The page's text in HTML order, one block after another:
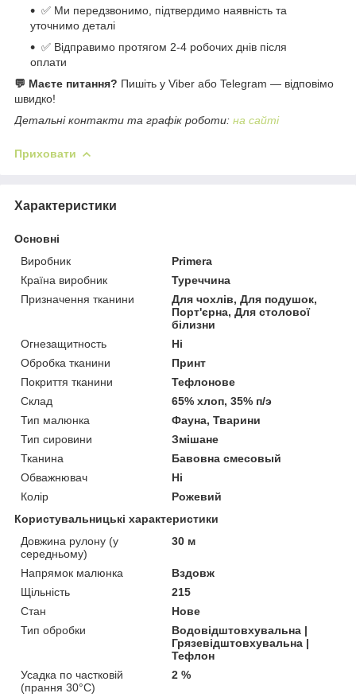
✅ Ми передзвонимо, підтвердимо наявність та
уточнимо деталі
✅ Відправимо протягом 2-4 робочих днів після
оплати
💬 Маєте питання? Пишіть у Viber або Telegram — відповімо
швидко!
Детальні контакти та графік роботи: на сайті
Приховати
Характеристики
Основні
Виробник
Primera
Країна виробник
Туреччина
Призначення тканини
Для чохлів, Для подушок,
Порт'єрна, Для столової
білизни
Огнезащитность
Ні
Обробка тканини
Принт
Покриття тканини
Тефлонове
Склад
65% хлоп, 35% п/э
Тип малюнка
Фауна, Тварини
Тип сировини
Змішане
Тканина
Бавовна смесовый
Обважнювач
Ні
Колір
Рожевий
Користувальницькі характеристики
Довжина рулону (у
середньому)
30 м
Напрямок малюнка
Вздовж
Щільність
215
Стан
Нове
Тип обробки
Водовідштовхувальна |
Грязевідштовхувальна |
Тефлон
Усадка по частковій
(прання 30°C)
2 %